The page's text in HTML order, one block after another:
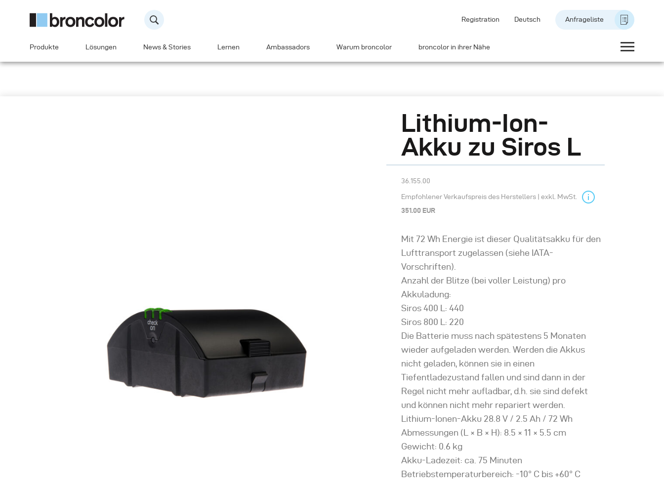
Registration Deutsch Anfrageliste
Produkte Lösungen News & Stories Lernen Ambassadors Warum broncolor broncolor in ihrer Nähe
Lithium-Ion-
Akku zu Siros L
36.155.00
Empfohlener Verkaufspreis des Herstellers | exkl. MwSt.
351.00 EUR
Mit 72 Wh Energie ist dieser Qualitätsakku für den
Lufttransport zugelassen (siehe IATA-
Vorschriften).
Anzahl der Blitze (bei voller Leistung) pro
Akkuladung:
Siros 400 L: 440
Siros 800 L: 220
Die Batterie muss nach spätestens 5 Monaten
wieder aufgeladen werden. Werden die Akkus
nicht geladen, können sie in einen
Tiefentladezustand fallen und sind dann in der
Regel nicht mehr aufladbar, d.h. sie sind defekt
und können nicht mehr repariert werden.
Lithium-Ionen-Akku 28.8 V / 2.5 Ah / 72 Wh
Abmessungen (L × B × H): 8.5 × 11 × 5.5 cm
Gewicht: 0.6 kg
Akku-Ladezeit: ca. 75 Minuten
Betriebstemperaturbereich: -10° C bis +60° C